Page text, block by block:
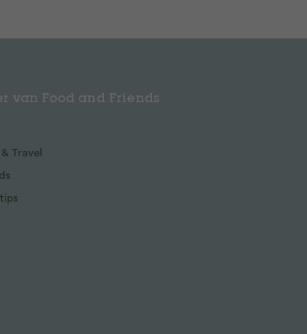
van Food and Friends
Travel